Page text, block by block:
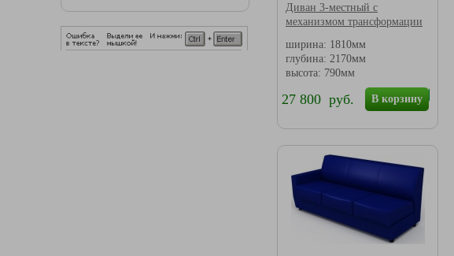
Диван 3-местный с
механизмом трансформации
ширина: 1810мм
глубина: 2170мм
высота: 790мм
В корзину
27 800 руб.